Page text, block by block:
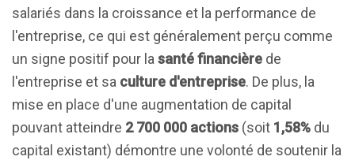
salariés dans la croissance et la performance de
l'entreprise, ce qui est généralement perçu comme
un signe positif pour la santé financière de
l'entreprise et sa culture d'entreprise. De plus, la
mise en place d'une augmentation de capital
pouvant atteindre 2 700 000 actions (soit 1,58% du
capital existant) démontre une volonté de soutenir la